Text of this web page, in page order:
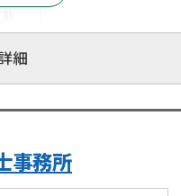
相続登記
求
相続税申告
細
事務所